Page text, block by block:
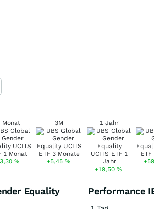
Monat
%
3M
+5,45 %
1 Jahr
+19,50%
Equality
Performance